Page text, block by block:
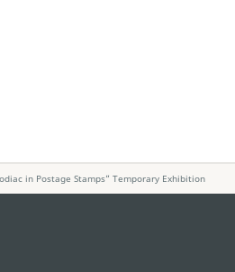
in Postage Stamps” Temporary Exhibition